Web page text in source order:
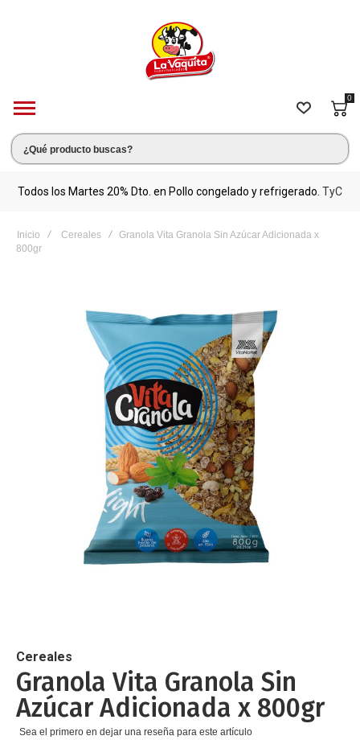
0
Todos los Martes 20% Dto. en Pollo congelado y refrigerado. TyC
Inicio Cereales
Granola Vita Granola Sin Azúcar Adicionada x
800gr
de
la
galería
de
imágenes
Cereales
Granola Vita Granola Sin
Azúcar Adicionada x 800gr
Sea el primero en dejar una reseña para este artículo